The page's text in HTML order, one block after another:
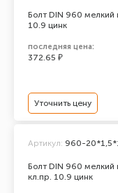
Болт DIN 960 мелкий
10.9 цинк
последняя цена:
372.65 ₽
Уточнить цену
Болт DIN 960 мелкий
кл.пр. 10.9 цинк
Артикул: 960-